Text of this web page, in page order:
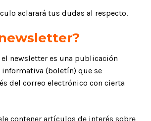
aclarará tus dudas al respecto.
newsletter es una publicación
(boletín) que se
del correo electrónico con cierta
contener artículos de interés sobre